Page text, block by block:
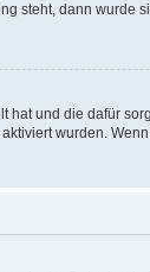
steht, dann
hat und die dafür
wurden.